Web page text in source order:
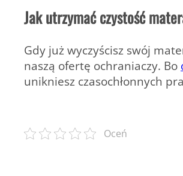
Jak utrzymać czystość
Gdy już wyczyścisz swój
naszą ofertę ochraniaczy. Bo
unikniesz czasochłonnych
Oceń